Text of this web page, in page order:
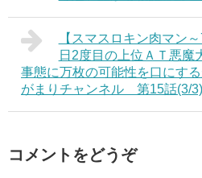
【スマスロキン肉マン
日2度目の上位ＡＴ悪魔
事態に万枚の可能性を口にす
がまりチャンネル 第15話(3/3)
コメントをどうぞ